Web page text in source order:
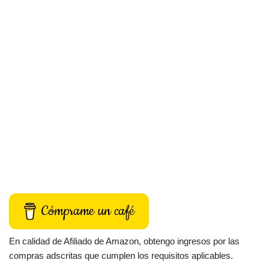
Cómprame un café
En calidad de Afiliado de Amazon, obtengo ingresos por las
compras adscritas que cumplen los requisitos aplicables.